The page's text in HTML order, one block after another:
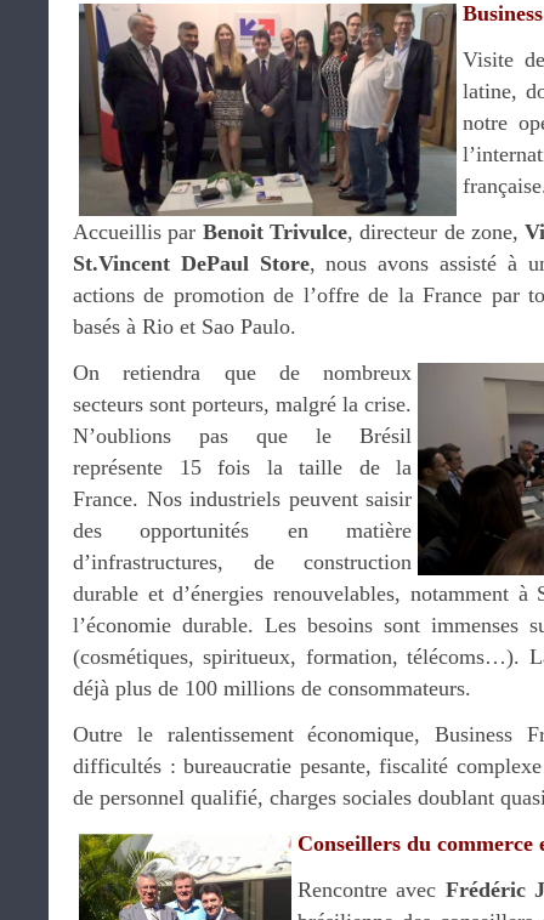
Visite
latine,
notre
Accueillis par Benoit Trivulce, directeur de zone,
St.Vincent DePaul Store, nous avons assisté à
actions de promotion de l’offre de la France par
basés à Rio et Sao Paulo.
On retiendra que de nombreux
secteurs sont porteurs, malgré la crise.
N’oublions pas que le Brésil
représente 15 fois la taille de la
France. Nos industriels peuvent saisir
des opportunités en matière
d’infrastructures, de construction
durable et d’énergies renouvelables, notamment à
l’économie durable. Les besoins sont immenses
(cosmétiques, spiritueux, formation, télécoms…).
déjà plus de 100 millions de consommateurs.
Outre le ralentissement économique, Business
difficultés : bureaucratie pesante, fiscalité
de personnel qualifié, charges sociales doublant
Conseillers du commerce
Rencontre avec Frédéric